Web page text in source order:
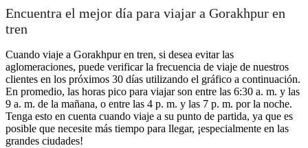
Encuentra el mejor día para viajar a Gorakhpur en
tren
Cuando viaje a Gorakhpur en tren, si desea evitar las
aglomeraciones, puede verificar la frecuencia de viaje de nuestros
clientes en los próximos 30 días utilizando el gráfico a continuación.
En promedio, las horas pico para viajar son entre las 6:30 a. m. y las
9 a. m. de la mañana, o entre las 4 p. m. y las 7 p. m. por la noche.
Tenga esto en cuenta cuando viaje a su punto de partida, ya que es
posible que necesite más tiempo para llegar, ¡especialmente en las
grandes ciudades!